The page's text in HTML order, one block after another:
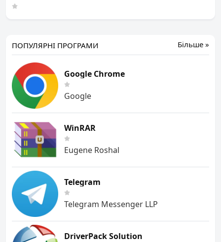
Більше »
ПОПУЛЯРНІ ПРОГРАМИ
Google Chrome
Google
WinRAR
Eugene Roshal
Telegram
Telegram Messenger LLP
DriverPack Solution